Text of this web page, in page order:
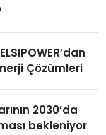
Çözümleri
2030’da
bekleniyor